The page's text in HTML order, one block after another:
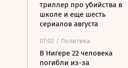
триллер про убийства в
школе и еще шесть
сериалов августа
07:02 / Политика
В Нигере 22 человека
погибли из-за